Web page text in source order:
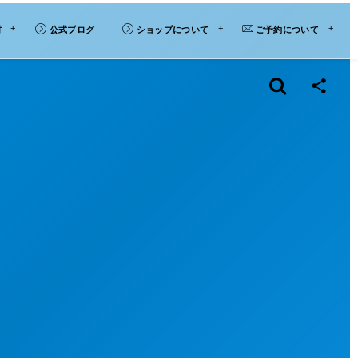
公式ブログ ショップについて ご予約について